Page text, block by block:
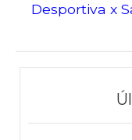
Desportiva x